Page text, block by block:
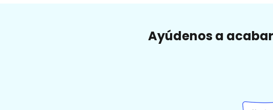
Ayúdenos a